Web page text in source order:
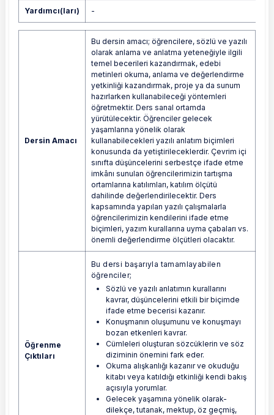
Yardımcı(ları) -
Dersin Amacı
Bu dersin amacı; öğrencilere, sözlü ve yazılı
olarak anlama ve anlatma yeteneğiyle ilgili
temel becerileri kazandırmak, edebi
metinleri okuma, anlama ve değerlendirme
yetkinliği kazandırmak, proje ya da sunum
hazırlarken kullanabileceği yöntemleri
öğretmektir. Ders sanal ortamda
yürütülecektir. Öğrenciler gelecek
yaşamlarına yönelik olarak
kullanabilecekleri yazılı anlatım biçimleri
konusunda da yetiştirileceklerdir. Çevrim içi
sınıfta düşüncelerini serbestçe ifade etme
imkânı sunulan öğrencilerimizin tartışma
ortamlarına katılımları, katılım ölçütü
dahilinde değerlendirilecektir. Ders
kapsamında yapılan yazılı çalışmalarla
öğrencilerimizin kendilerini ifade etme
biçimleri, yazım kurallarına uyma çabaları vs.
önemli değerlendirme ölçütleri olacaktır.
Öğrenme
Çıktıları
Bu dersi başarıyla tamamlayabilen
öğrenciler;
Sözlü ve yazılı anlatımın kurallarını
kavrar, düşüncelerini etkili bir biçimde
ifade etme becerisi kazanır.
Konuşmanın oluşumunu ve konuşmayı
bozan etkenleri kavrar.
Cümleleri oluşturan sözcüklerin ve söz
diziminin önemini fark eder.
Okuma alışkanlığı kazanır ve okuduğu
kitabı veya katıldığı etkinliği kendi bakış
açısıyla yorumlar.
Gelecek yaşamına yönelik olarak-
dilekçe, tutanak, mektup, öz geçmiş,